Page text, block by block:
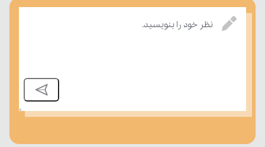
نظر خود را بنویسید.